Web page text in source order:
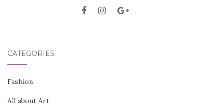
CATEGORIES
Fashion
All about Art